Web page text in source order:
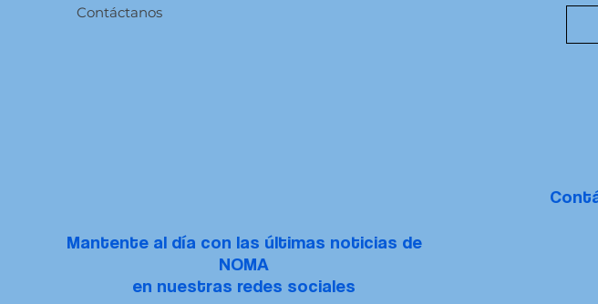
Contáctanos
Mantente al día con las últimas noticias de
NOMA
en nuestras redes sociales